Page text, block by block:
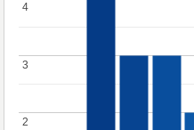
2
2
3
3
4
4